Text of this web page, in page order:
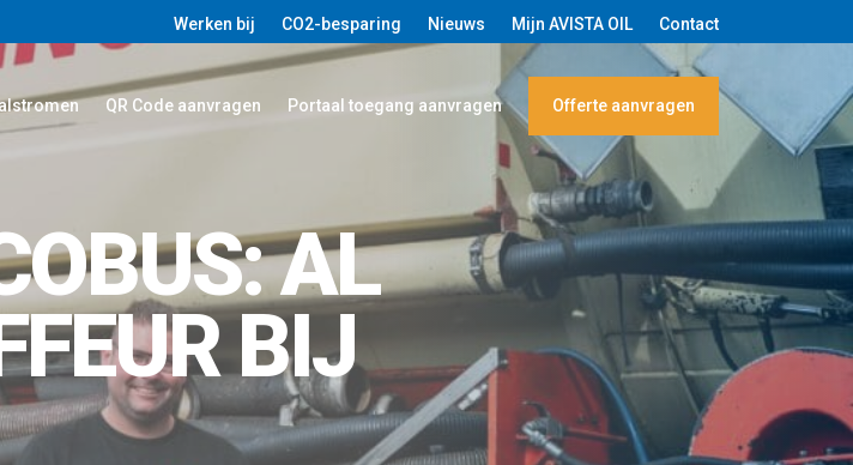
Werken bij CO2-besparing Nieuws Mijn AVISTA OIL Contact
QR Code aanvragen Portaal toegang aanvragen Offerte aanvragen
AL
BIJ